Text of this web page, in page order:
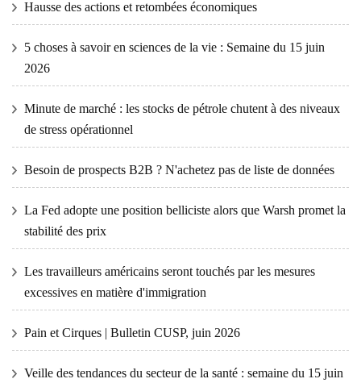
Hausse des actions et retombées économiques
5 choses à savoir en sciences de la vie : Semaine du 15 juin
2026
Minute de marché : les stocks de pétrole chutent à des niveaux
de stress opérationnel
Besoin de prospects B2B ? N'achetez pas de liste de données
La Fed adopte une position belliciste alors que Warsh promet la
stabilité des prix
Les travailleurs américains seront touchés par les mesures
excessives en matière d'immigration
Pain et Cirques | Bulletin CUSP, juin 2026
Veille des tendances du secteur de la santé : semaine du 15 juin